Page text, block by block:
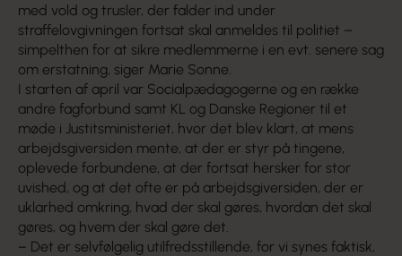
med vold og trusler, der falder ind under
straffelovgivningen fortsat skal anmeldes til politiet –
simpelthen for at sikre medlemmerne i en evt. senere sag
om erstatning, siger Marie Sonne.
I starten af april var Socialpædagogerne og en række
andre fagforbund samt KL og Danske Regioner til et
møde i Justitsministeriet, hvor det blev klart, at mens
arbejdsgiversiden mente, at der er styr på tingene,
oplevede forbundene, at der fortsat hersker for stor
uvished, og at det ofte er på arbejdsgiversiden, der er
uklarhed omkring, hvad der skal gøres, hvordan det skal
gøres, og hvem der skal gøre det.
– Det er selvfølgelig utilfredsstillende, for vi synes faktisk,